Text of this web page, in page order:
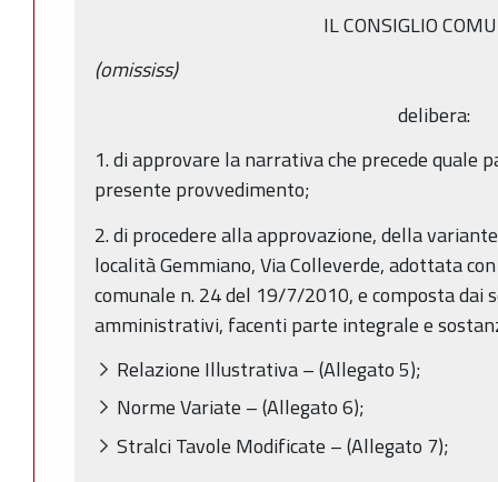
IL CONSIGLIO
(omississ)
delibera:
1. di approvare la narrativa che precede quale
presente provvedimento;
2. di procedere alla approvazione, della
località Gemmiano, Via Colleverde, adottata
comunale n. 24 del 19/7/2010, e composta dai
amministrativi, facenti parte integrale e
Relazione Illustrativa – (Allegato 5);
Norme Variate – (Allegato 6);
Stralci Tavole Modificate – (Allegato 7);